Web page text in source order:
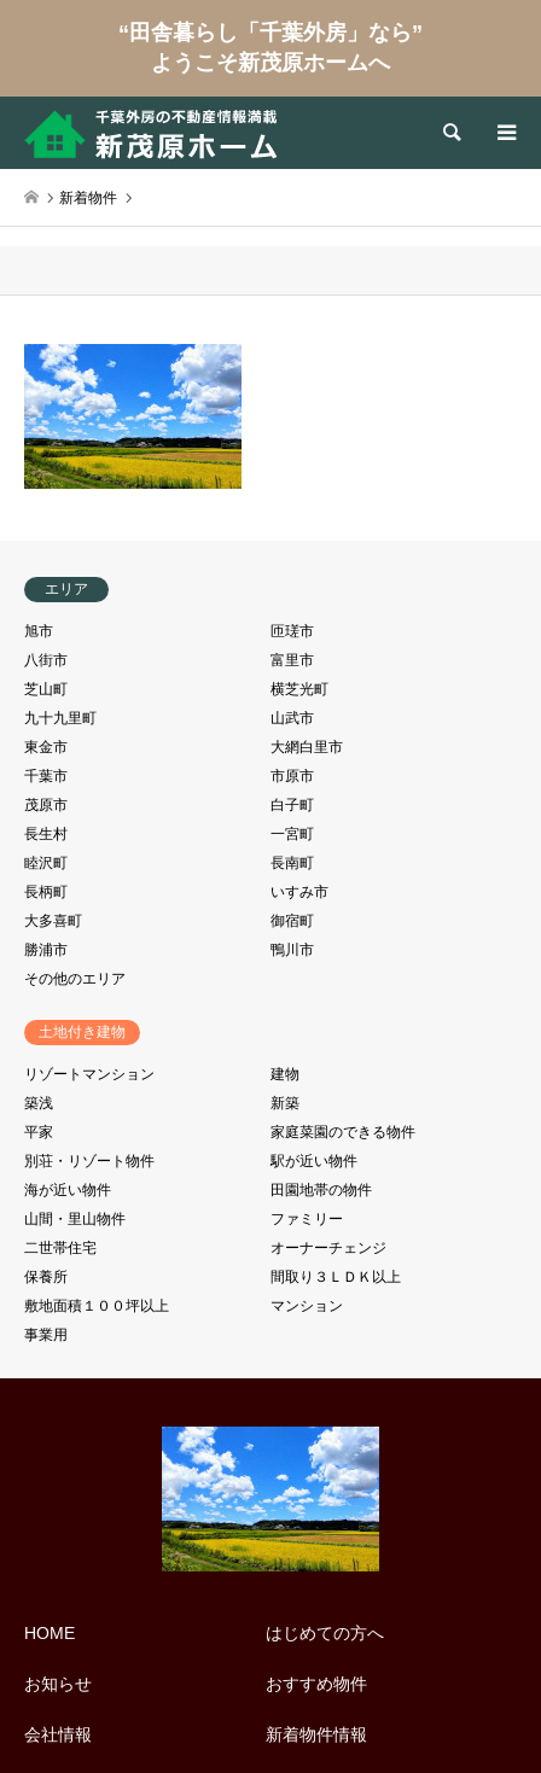
“田舎暮らし「千葉外房」なら”
ようこそ新茂原ホームへ
検索
新着物件
エリア
旭市
匝瑳市
八街市
富里市
芝山町
横芝光町
九十九里町
山武市
東金市
大網白里市
千葉市
市原市
茂原市
白子町
長生村
一宮町
睦沢町
長南町
長柄町
いすみ市
大多喜町
御宿町
勝浦市
鴨川市
その他のエリア
土地付き建物
リゾートマンション
建物
築浅
新築
平家
家庭菜園のできる物件
別荘・リゾート物件
駅が近い物件
海が近い物件
田園地帯の物件
山間・里山物件
ファミリー
二世帯住宅
オーナーチェンジ
保養所
間取り３ＬＤＫ以上
敷地面積１００坪以上
マンション
事業用
HOME
お知らせ
会社情報
はじめての方へ
おすすめ物件
新着物件情報